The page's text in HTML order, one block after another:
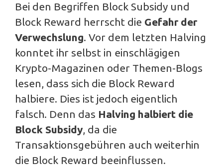
Bei den Begriffen Block Subsidy und
Block Reward herrscht die Gefahr der
Verwechslung. Vor dem letzten Halving
konntet ihr selbst in einschlägigen
Krypto-Magazinen oder Themen-Blogs
lesen, dass sich die Block Reward
halbiere. Dies ist jedoch eigentlich
falsch. Denn das Halving halbiert die
Block Subsidy, da die
Transaktionsgebühren auch weiterhin
die Block Reward beeinflussen.